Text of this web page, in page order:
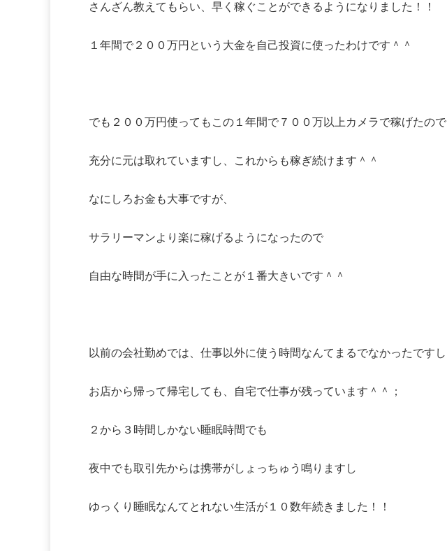
さんざん教えてもらい、早く稼ぐことができるようになりました！！
１年間で２００万円という大金を自己投資に使ったわけです＾＾
でも２００万円使ってもこの１年間で７００万以上カメラで稼げたので
充分に元は取れていますし、これからも稼ぎ続けます＾＾
なにしろお金も大事ですが、
サラリーマンより楽に稼げるようになったので
自由な時間が手に入ったことが１番大きいです＾＾
以前の会社勤めでは、仕事以外に使う時間なんてまるでなかったですし
お店から帰って帰宅しても、自宅で仕事が残っています＾＾；
２から３時間しかない睡眠時間でも
夜中でも取引先からは携帯がしょっちゅう鳴りますし
ゆっくり睡眠なんてとれない生活が１０数年続きました！！